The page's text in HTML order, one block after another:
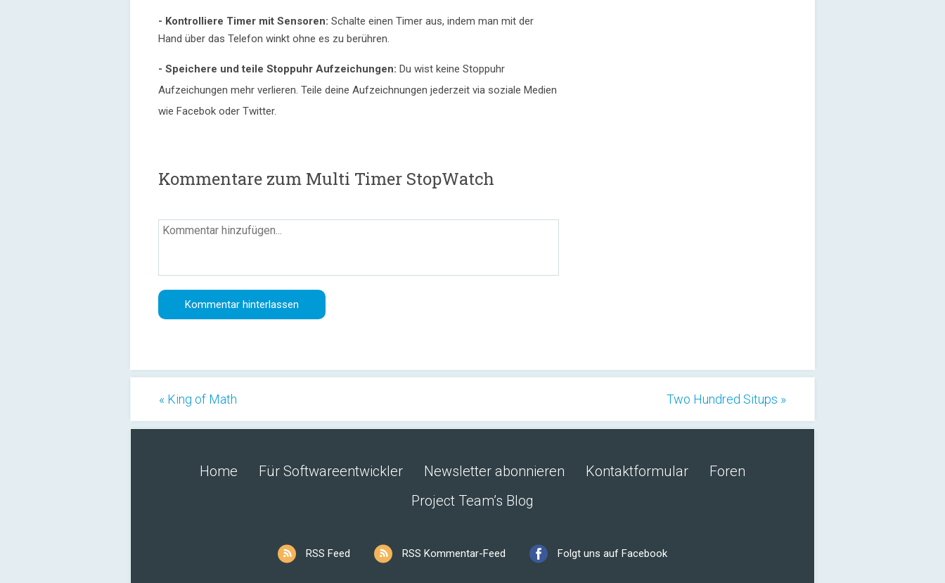
- Kontrolliere Timer mit Sensoren: Schalte einen Timer aus, indem man mit der
Hand über das Telefon winkt ohne es zu berühren.
- Speichere und teile Stoppuhr Aufzeichungen: Du wist keine Stoppuhr
Aufzeichungen mehr verlieren. Teile deine Aufzeichnungen jederzeit via soziale Medien
wie Facebok oder Twitter.
Kommentare zum Multi Timer StopWatch
« King of Math Two Hundred Situps »
Home Für Softwareentwickler Newsletter abonnieren Kontaktformular
Foren
Project Team’s Blog
RSS Feed RSS Kommentar-Feed Folgt uns auf Facebook